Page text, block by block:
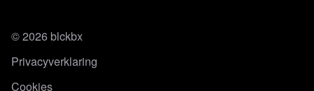
© 2026 blckbx
Privacyverklaring
Cookies